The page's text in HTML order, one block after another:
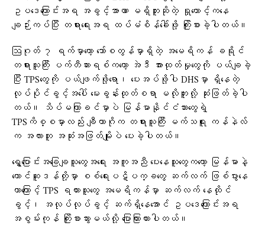
ဥပဒေကြောင်းအရ အခွင့်အာဏာ မရှိဘူးဆိုတဲ့ ရှုထောင့်ကနေ
ချဉ်းကပ်ပြီး တရားရေးအရ ထပ်မံစိန်ခေါ်ဖို့ ကြိုးစားခဲ့ပါတယ်။
ဩဂုတ် ၇ ရက်မှာတော့ ဘော်စတွန်မှာရှိတဲ့ အမေရိကန် ခရိုင်
တရားသူကြီး ပက်တီဆားရစ်ကတော့ အဲဒီ အားထုတ်မှုတွေကို ပယ်ချခဲ့
ပြီး TPSတွေကို ပယ်ဖျက်ဖို့ရော၊ ပေးအပ်ဖို့ပါ DHSမှာ ရှိနေတဲ့
လုပ်ပိုင်ခွင့်အပေါ် မေးခွန်းထုတ်စရာ မလိုဘူးလို့ ဆုံးဖြတ်ခဲ့ပါ
တယ်။ သိပ်မကြာခင်မှာပဲ မြန်မာနိုင်ငံသားတွေရဲ့
TPSကိစ္စမှာလည်း ချီကာဂိုက တရားသူကြီး မက်သရူး ကန်နဲလ်
က အလားတူ အဆုံးအဖြတ်မျိုးပဲ ပေးခဲ့ပါတယ်။
ရွှေ့ပြောင်းအခြေချသူတွေအရေး အကူအညီ ပေးနေသူတွေကတော့ မြန်မာနဲ့
တောင်ဆူဒန်တို့မှာ စစ်ရေးပဋိပက္ခတွေ ဆက်လက် ဖြစ်ပွားနေ
တာကြောင့် TPS ရထားသူတွေ အမေရိကန်မှာ ဆက်လက် နေထိုင်
ခွင့်၊ အလုပ်လုပ်ခွင့် ဆက်ရှိနေအောင် ဥပဒေကြောင်းအရ
အစွမ်းကုန် ကြိုးစားသွားမယ်လို့ ပြောကြားထားပါတယ်။